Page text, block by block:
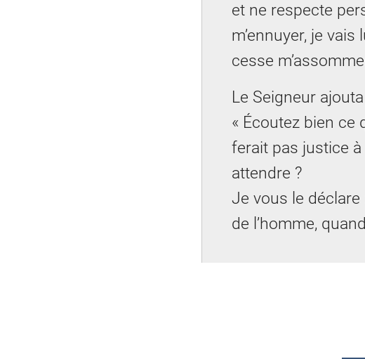
et ne respecte
m’ennuyer, je
cesse
Le Seigneur
« Écoutez bien ce
ferait pas justice
attendre ?
Je vous le déclare
de l’homme,